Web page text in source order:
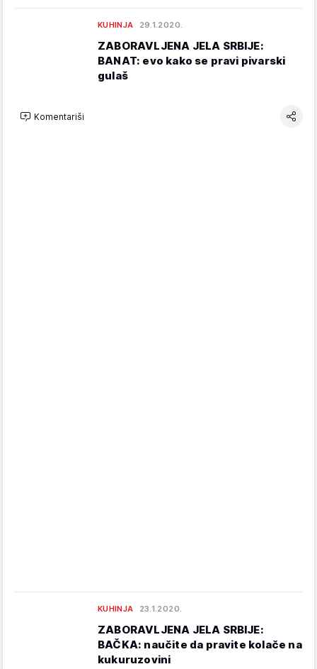
KUHINJA 29.1.2020.
ZABORAVLJENA JELA SRBIJE:
BANAT: evo kako se pravi pivarski
gulaš
Komentariši
KUHINJA 23.1.2020.
ZABORAVLJENA JELA SRBIJE:
BAČKA: naučite da pravite kolače na
kukuruzovini